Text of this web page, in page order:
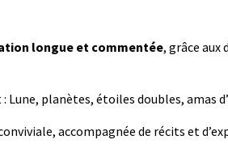
longue et commentée, grâce
Lune, planètes, étoiles doubles, amas
accompagnée de récits et